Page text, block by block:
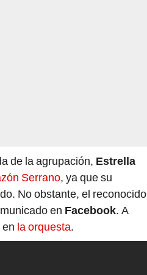
de la agrupación, Estrella
Serrano, ya que su
No obstante, el reconocido
en Facebook. A
la orquesta.